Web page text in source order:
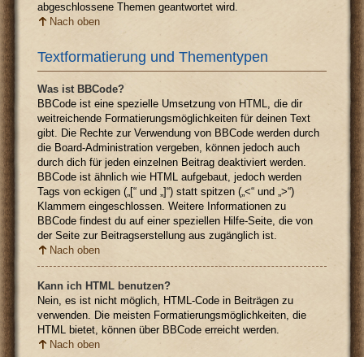
abgeschlossene Themen geantwortet wird.
Nach oben
Textformatierung und Thementypen
Was ist BBCode?
BBCode ist eine spezielle Umsetzung von HTML, die dir
weitreichende Formatierungsmöglichkeiten für deinen Text
gibt. Die Rechte zur Verwendung von BBCode werden durch
die Board-Administration vergeben, können jedoch auch
durch dich für jeden einzelnen Beitrag deaktiviert werden.
BBCode ist ähnlich wie HTML aufgebaut, jedoch werden
Tags von eckigen („[“ und „]“) statt spitzen („<“ und „>“)
Klammern eingeschlossen. Weitere Informationen zu
BBCode findest du auf einer speziellen Hilfe-Seite, die von
der Seite zur Beitragserstellung aus zugänglich ist.
Nach oben
Kann ich HTML benutzen?
Nein, es ist nicht möglich, HTML-Code in Beiträgen zu
verwenden. Die meisten Formatierungsmöglichkeiten, die
HTML bietet, können über BBCode erreicht werden.
Nach oben